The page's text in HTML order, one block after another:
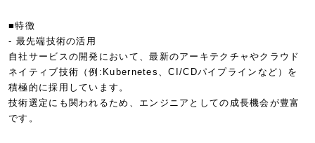
■特徴
- 最先端技術の活用
自社サービスの開発において、最新のアーキテクチャやクラウド
ネイティブ技術（例:Kubernetes、CI/CDパイプラインなど）を
積極的に採用しています。
技術選定にも関われるため、エンジニアとしての成長機会が豊富
です。